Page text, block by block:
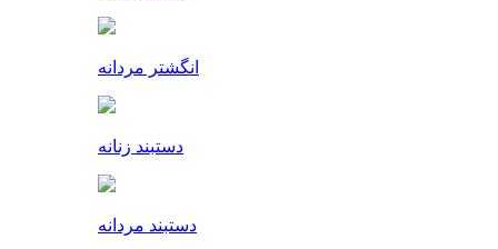
انگشتر مردانه
دستبند زنانه
دستبند مردانه